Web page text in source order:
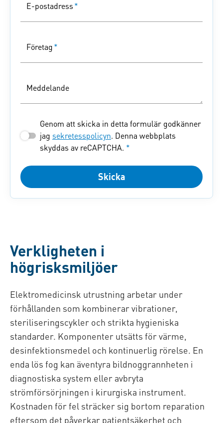
E-postadress*
Företag*
Meddelande
Genom att skicka in detta formulär godkänner
jag sekretesspolicyn. Denna webbplats
skyddas av reCAPTCHA. *
Skicka
Verkligheten i
högrisksmiljöer
Elektromedicinsk utrustning arbetar under
förhållanden som kombinerar vibrationer,
steriliseringscykler och strikta hygieniska
standarder. Komponenter utsätts för värme,
desinfektionsmedel och kontinuerlig rörelse. En
enda lös fog kan äventyra bildnoggrannheten i
diagnostiska system eller avbryta
strömförsörjningen i kirurgiska instrument.
Kostnaden för fel sträcker sig bortom reparation
eftersom det påverkar patientsäkerhet och